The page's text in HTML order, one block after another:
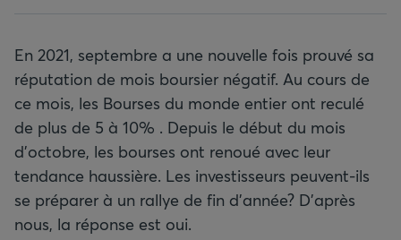
En 2021, septembre a une nouvelle fois prouvé sa
réputation de mois boursier négatif. Au cours de
ce mois, les Bourses du monde entier ont reculé
de plus de 5 à 10% . Depuis le début du mois
d’octobre, les bourses ont renoué avec leur
tendance haussière. Les investisseurs peuvent-ils
se préparer à un rallye de fin d’année? D'après
nous, la réponse est oui.